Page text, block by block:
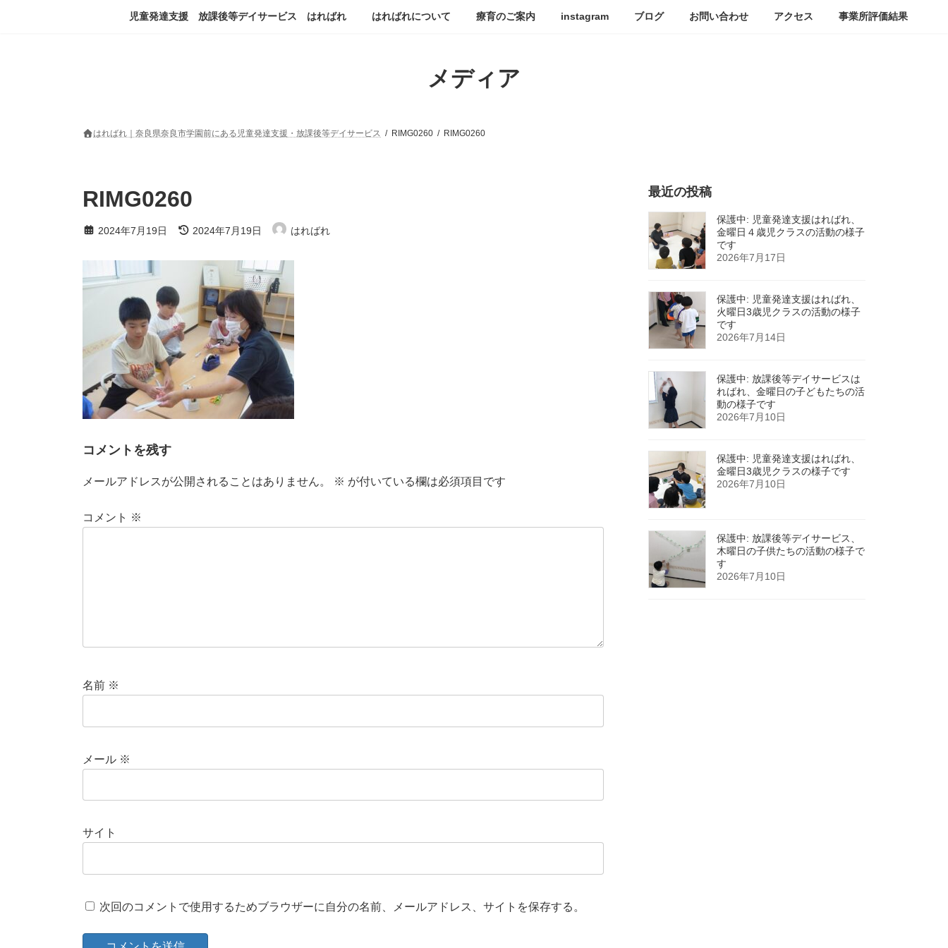
児童発達支援 放課後等デイサービス はればれ はればれについて 療育のご案内 instagram ブログ お問い合わせ アクセス 事業所評価結果
メディア
はればれ｜奈良県奈良市学園前にある児童発達支援・放課後等デイサービス RIMG0260 RIMG0260
RIMG0260
2024年7月19日
最
終
新
日
時
:
2024年7月19日 はればれ
コメントを残す
メールアドレスが公開されることはありません。 ※ が付いている欄は必須項目です
コメント ※
名前 ※
メール ※
サイト
次回のコメントで使用するためブラウザーに自分の名前、メールアドレス、サイトを保存する。
最近の投稿
保護中: 児童発達支援はればれ、
金曜日４歳児クラスの活動の様子
です
2026年7月17日
保護中: 児童発達支援はればれ、
火曜日3歳児クラスの活動の様子
です
2026年7月14日
保護中: 放課後等デイサービスは
ればれ、金曜日の子どもたちの活
動の様子です
2026年7月10日
保護中: 児童発達支援はればれ、
金曜日3歳児クラスの様子です
2026年7月10日
保護中: 放課後等デイサービス、
木曜日の子供たちの活動の様子で
す
2026年7月10日